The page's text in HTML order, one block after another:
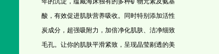
酸，有效促进肌肤营养吸收。同时特别添加活性
炭成分，超强吸附力，加倍净化肌肤、洁净细致
毛孔。让你的肌肤平滑紧致，呈现晶莹剔透的美